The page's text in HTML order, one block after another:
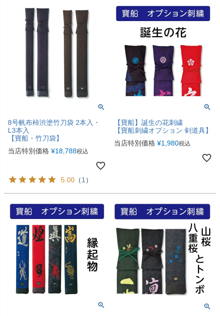
8号帆布柿渋塗竹刀袋 2本入・
L3本入
【寶船・竹刀袋】
当店特別価格 ¥18,788税込
5.00 （1）
【寶船】誕生の花刺繍
【寶船刺繍オプション 剣道具】
当店特別価格 ¥1,980税込